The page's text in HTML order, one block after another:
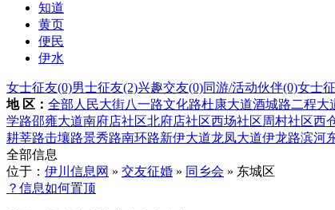
知道
黄页
便民
伊水
女士征友(0)男士征友(2)兴趣交友(0)同游/活动伙伴(0)女士
地 区： 全部 人民大街八一路文化路杜康大道酒城路二程大
学路邵雍大道南府店社区北府店社区西场社区周村社区西
耕莘路击壤路景秀路南环路新伊大道龙凤大道伊龙路滨河
全部信息
位于： 伊川信息网 » 交友征婚 » 同乡会 » 东城区
？信息如何置顶